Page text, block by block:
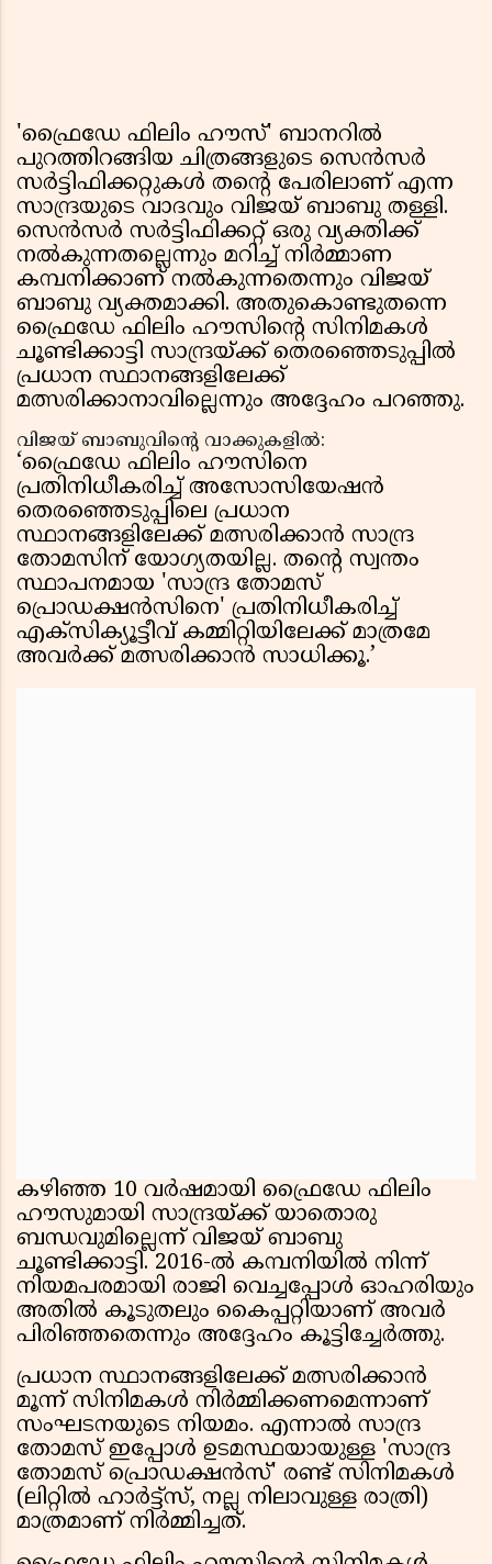
'ഫ്രൈഡേ ഫിലിം ഹൗസ്' ബാനറിൽ
പുറത്തിറങ്ങിയ ചിത്രങ്ങളുടെ സെൻസർ
സർട്ടിഫിക്കറ്റുകൾ തന്റെ പേരിലാണ് എന്ന
സാന്ദ്രയുടെ വാദവും വിജയ് ബാബു തള്ളി.
സെൻസർ സർട്ടിഫിക്കറ്റ് ഒരു വ്യക്തിക്ക്
നൽകുന്നതല്ലെന്നും മറിച്ച് നിർമ്മാണ
കമ്പനിക്കാണ് നൽകുന്നതെന്നും വിജയ്
ബാബു വ്യക്തമാക്കി. അതുകൊണ്ടുതന്നെ
ഫ്രൈഡേ ഫിലിം ഹൗസിന്റെ സിനിമകൾ
ചൂണ്ടിക്കാട്ടി സാന്ദ്രയ്ക്ക് തെരഞ്ഞെടുപ്പിൽ
പ്രധാന സ്ഥാനങ്ങളിലേക്ക്
മത്സരിക്കാനാവില്ലെന്നും അദ്ദേഹം പറഞ്ഞു.
വിജയ് ബാബുവിന്റെ വാക്കുകളിൽ:
‘ഫ്രൈഡേ ഫിലിം ഹൗസിനെ
പ്രതിനിധീകരിച്ച് അസോസിയേഷൻ
തെരഞ്ഞെടുപ്പിലെ പ്രധാന
സ്ഥാനങ്ങളിലേക്ക് മത്സരിക്കാൻ സാന്ദ്ര
തോമസിന് യോഗ്യതയില്ല. തന്റെ സ്വന്തം
സ്ഥാപനമായ 'സാന്ദ്ര തോമസ്
പ്രൊഡക്ഷൻസിനെ' പ്രതിനിധീകരിച്ച്
എക്സിക്യൂട്ടീവ് കമ്മിറ്റിയിലേക്ക് മാത്രമേ
അവർക്ക് മത്സരിക്കാൻ സാധിക്കൂ.’
കഴിഞ്ഞ 10 വർഷമായി ഫ്രൈഡേ ഫിലിം
ഹൗസുമായി സാന്ദ്രയ്ക്ക് യാതൊരു
ബന്ധവുമില്ലെന്ന് വിജയ് ബാബു
ചൂണ്ടിക്കാട്ടി. 2016-ൽ കമ്പനിയിൽ നിന്ന്
നിയമപരമായി രാജി വെച്ചപ്പോൾ ഓഹരിയും
അതിൽ കൂടുതലും കൈപ്പറ്റിയാണ് അവർ
പിരിഞ്ഞതെന്നും അദ്ദേഹം കൂട്ടിച്ചേർത്തു.
പ്രധാന സ്ഥാനങ്ങളിലേക്ക് മത്സരിക്കാൻ
മൂന്ന് സിനിമകൾ നിർമ്മിക്കണമെന്നാണ്
സംഘടനയുടെ നിയമം. എന്നാൽ സാന്ദ്ര
തോമസ് ഇപ്പോൾ ഉടമസ്ഥയായുള്ള 'സാന്ദ്ര
തോമസ് പ്രൊഡക്ഷൻസ്' രണ്ട് സിനിമകൾ
(ലിറ്റിൽ ഹാർട്ട്സ്, നല്ല നിലാവുള്ള രാത്രി)
മാത്രമാണ് നിർമ്മിച്ചത്.